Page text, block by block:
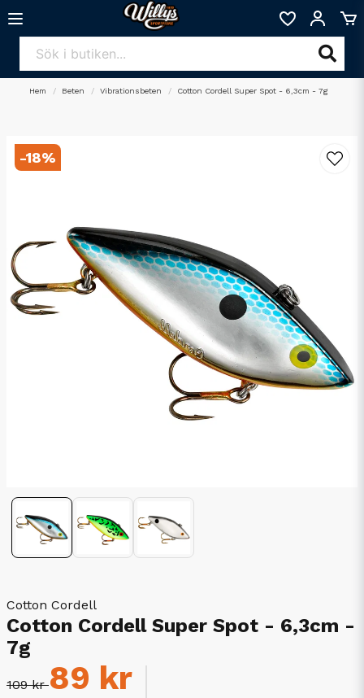
Hem Beten Vibrationsbeten Cotton Cordell Super Spot - 6,3cm - 7g
-18%
Cotton Cordell
Cotton Cordell Super Spot - 6,3cm -
7g
109 kr89 kr